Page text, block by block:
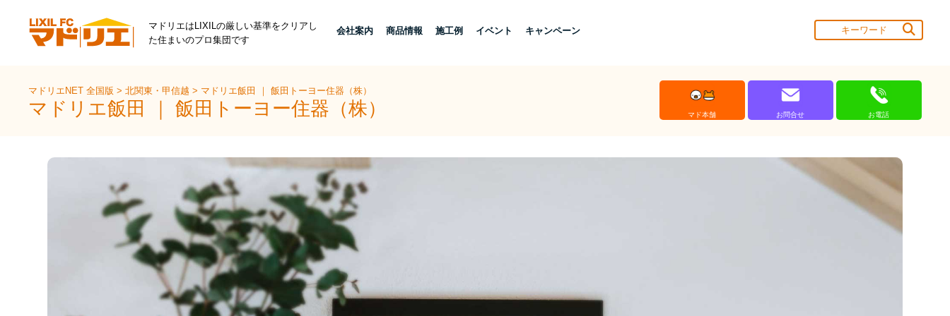
マドリエはLIXILの厳しい基準をクリアし
た住まいのプロ集団です
会社案内 商品情報 施工例 イベント キャンペーン
マドリエNET 全国版>北関東・甲信越> マドリエ飯田 ｜ 飯田トーヨー住器（株）
マドリエ飯田 ｜ 飯田トーヨー住器（株） マド本舗 お問合せ お電話